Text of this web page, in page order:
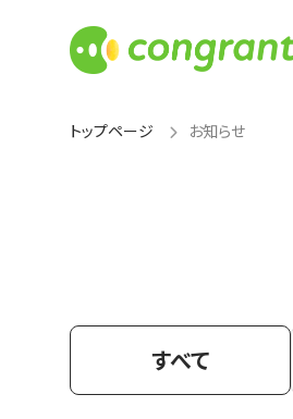
トップページ お知らせ
すべて